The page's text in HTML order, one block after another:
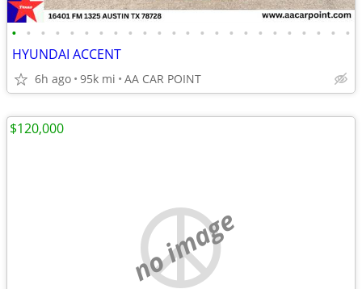
• • • • • • • • • • • • • • • • • • • • • • • •
HYUNDAI ACCENT
6h ago 95k mi AA CAR POINT
no image
$120,000